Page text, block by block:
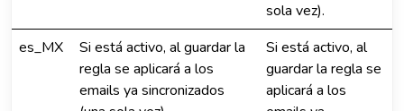
sola vez).
es_MX
Si está activo, al guardar la
regla se aplicará a los
emails ya sincronizados
Si está activo, al
guardar la regla se
aplicará a los